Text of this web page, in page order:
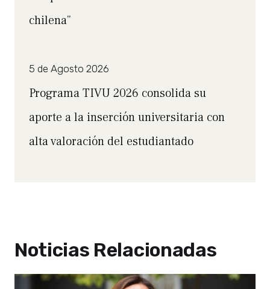
chilena”
5 de Agosto 2026
Programa TIVU 2026 consolida su
aporte a la inserción universitaria con
alta valoración del estudiantado
Noticias Relacionadas